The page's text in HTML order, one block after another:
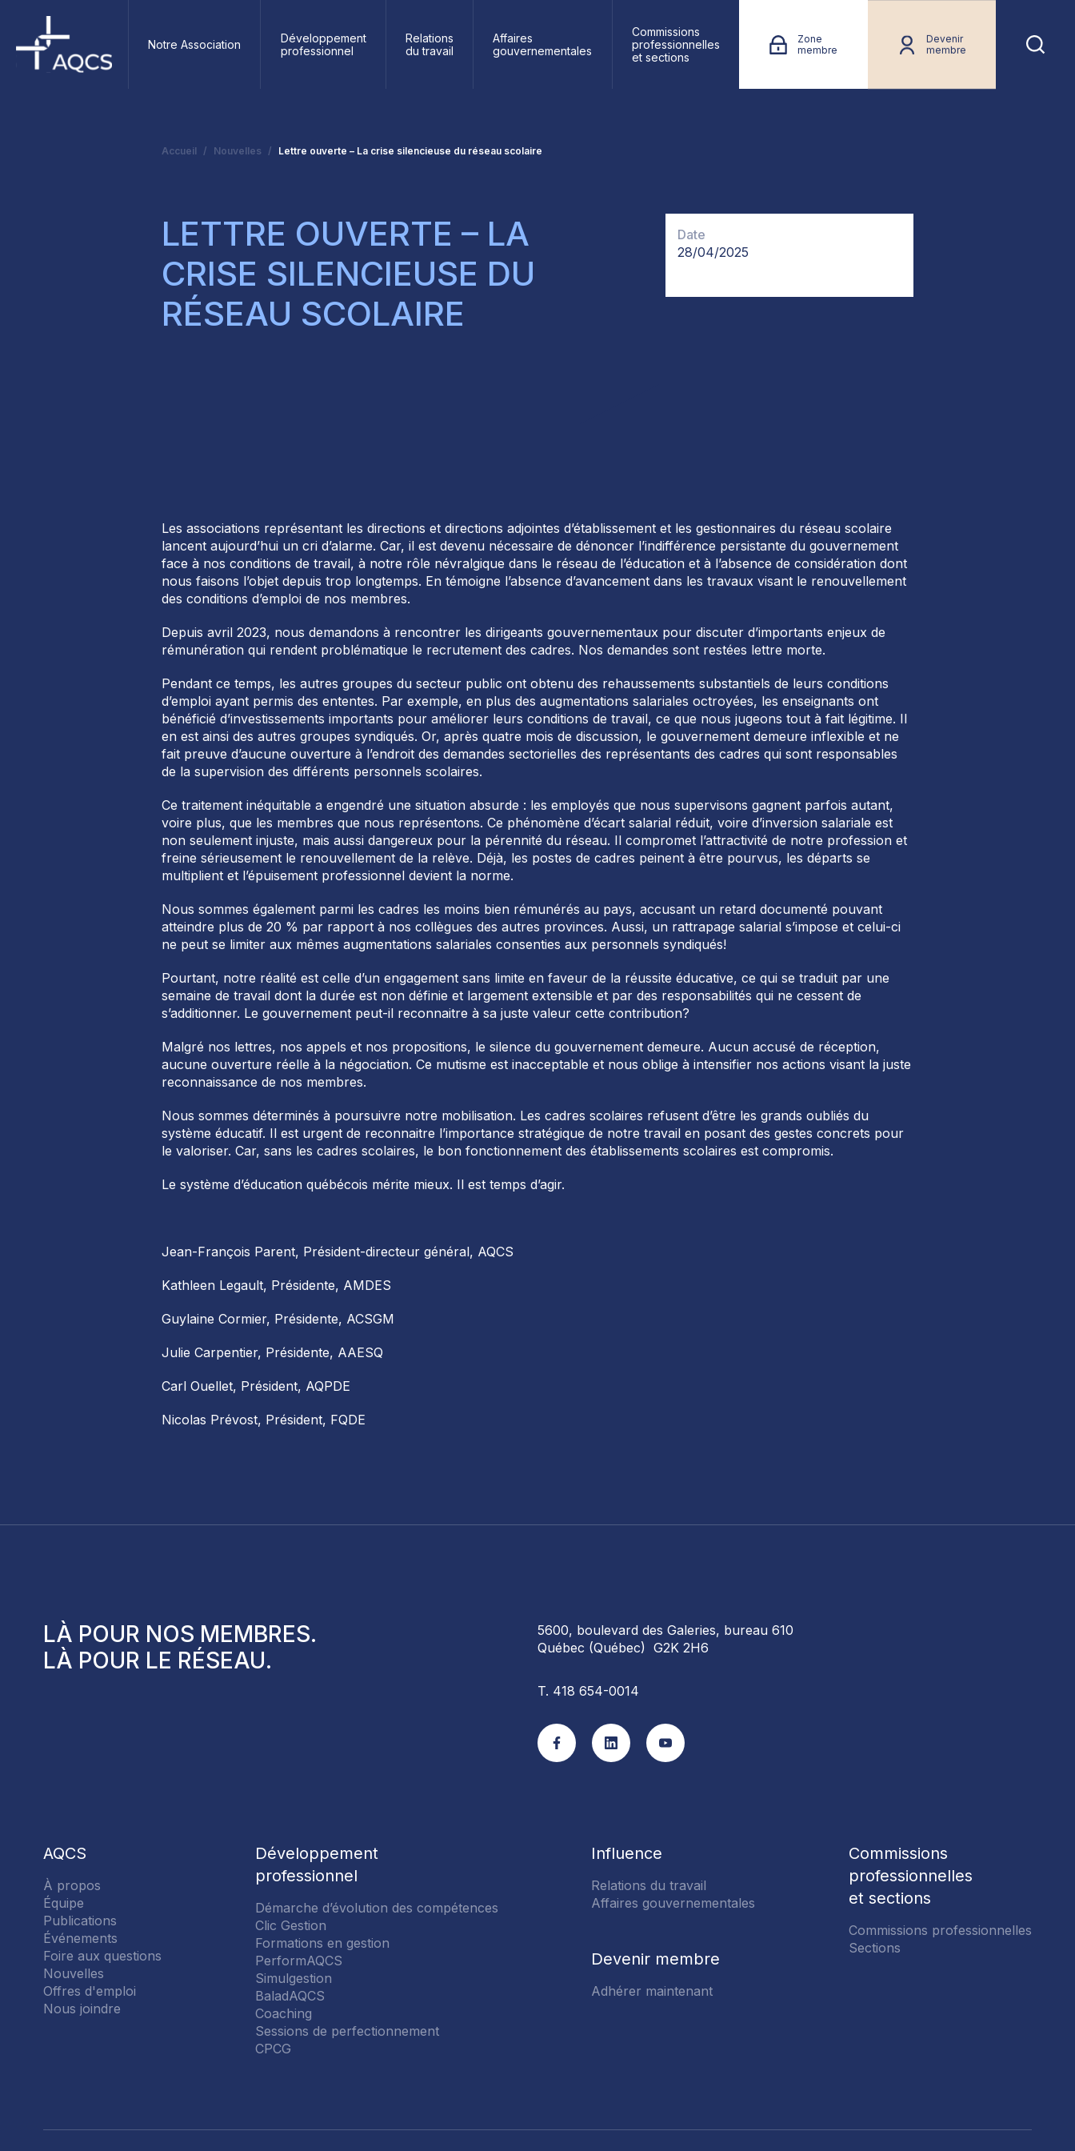
Notre Association
Développement
professionnel
Relations
du travail
Affaires
gouvernementales
Commissions
professionnelles
et sections
Zone
membre
Devenir
membre
ACTIVER OU RÉINITIALISER MON
MOT DE PASSE
En cliquant sur réinitialiser, le système vous
envoie immédiatement un courriel avec un lien sur
de passe. Si vous ne recevez pas ce courriel,
À PROPOS
PUBLICATIONS
DÉMARCHE D’ÉVOLUTION DES COMPÉTENCES
SIMULGESTION
BALADAQCS - NOS BALADOS
COACHING
CPCG - COMITÉ DE PERFECTIONNEMENT DES CADRES ET DES GÉRANTS
COMMISSIONS
PROFESSIONNELLES
Accueil Nouvelles Lettre ouverte – La crise silencieuse du réseau scolaire
LETTRE OUVERTE – LA
CRISE SILENCIEUSE DU
RÉSEAU SCOLAIRE
Date
28/04/2025
Les associations représentant les directions et directions adjointes d’établissement et les gestionnaires du réseau scolaire
lancent aujourd’hui un cri d’alarme. Car, il est devenu nécessaire de dénoncer l’indifférence persistante du gouvernement
face à nos conditions de travail, à notre rôle névralgique dans le réseau de l’éducation et à l’absence de considération dont
nous faisons l’objet depuis trop longtemps. En témoigne l’absence d’avancement dans les travaux visant le renouvellement
des conditions d’emploi de nos membres.
Depuis avril 2023, nous demandons à rencontrer les dirigeants gouvernementaux pour discuter d’importants enjeux de
rémunération qui rendent problématique le recrutement des cadres. Nos demandes sont restées lettre morte.
Pendant ce temps, les autres groupes du secteur public ont obtenu des rehaussements substantiels de leurs conditions
d’emploi ayant permis des ententes. Par exemple, en plus des augmentations salariales octroyées, les enseignants ont
bénéficié d’investissements importants pour améliorer leurs conditions de travail, ce que nous jugeons tout à fait légitime. Il
en est ainsi des autres groupes syndiqués. Or, après quatre mois de discussion, le gouvernement demeure inflexible et ne
fait preuve d’aucune ouverture à l’endroit des demandes sectorielles des représentants des cadres qui sont responsables
de la supervision des différents personnels scolaires.
Ce traitement inéquitable a engendré une situation absurde : les employés que nous supervisons gagnent parfois autant,
voire plus, que les membres que nous représentons. Ce phénomène d’écart salarial réduit, voire d’inversion salariale est
non seulement injuste, mais aussi dangereux pour la pérennité du réseau. Il compromet l’attractivité de notre profession et
freine sérieusement le renouvellement de la relève. Déjà, les postes de cadres peinent à être pourvus, les départs se
multiplient et l’épuisement professionnel devient la norme.
Nous sommes également parmi les cadres les moins bien rémunérés au pays, accusant un retard documenté pouvant
atteindre plus de 20 % par rapport à nos collègues des autres provinces. Aussi, un rattrapage salarial s’impose et celui-ci
ne peut se limiter aux mêmes augmentations salariales consenties aux personnels syndiqués!
Pourtant, notre réalité est celle d’un engagement sans limite en faveur de la réussite éducative, ce qui se traduit par une
semaine de travail dont la durée est non définie et largement extensible et par des responsabilités qui ne cessent de
s’additionner. Le gouvernement peut-il reconnaitre à sa juste valeur cette contribution?
Malgré nos lettres, nos appels et nos propositions, le silence du gouvernement demeure. Aucun accusé de réception,
aucune ouverture réelle à la négociation. Ce mutisme est inacceptable et nous oblige à intensifier nos actions visant la juste
reconnaissance de nos membres.
Nous sommes déterminés à poursuivre notre mobilisation. Les cadres scolaires refusent d’être les grands oubliés du
système éducatif. Il est urgent de reconnaitre l’importance stratégique de notre travail en posant des gestes concrets pour
le valoriser. Car, sans les cadres scolaires, le bon fonctionnement des établissements scolaires est compromis.
Le système d’éducation québécois mérite mieux. Il est temps d’agir.
Jean-François Parent, Président-directeur général, AQCS
Kathleen Legault, Présidente, AMDES
Guylaine Cormier, Présidente, ACSGM
Julie Carpentier, Présidente, AAESQ
Carl Ouellet, Président, AQPDE
Nicolas Prévost, Président, FQDE
LÀ POUR NOS MEMBRES.
LÀ POUR LE RÉSEAU.
5600, boulevard des Galeries, bureau 610
Québec (Québec) G2K 2H6
T. 418 654-0014
AQCS
À propos
Équipe
Publications
Événements
Foire aux questions
Nouvelles
Offres d'emploi
Nous joindre
Développement
professionnel
Démarche d’évolution des compétences
Clic Gestion
Formations en gestion
PerformAQCS
Simulgestion
BaladAQCS
Coaching
Sessions de perfectionnement
CPCG
Influence
Relations du travail
Affaires gouvernementales
Devenir membre
Adhérer maintenant
Commissions
professionnelles
et sections
Commissions professionnelles
Sections